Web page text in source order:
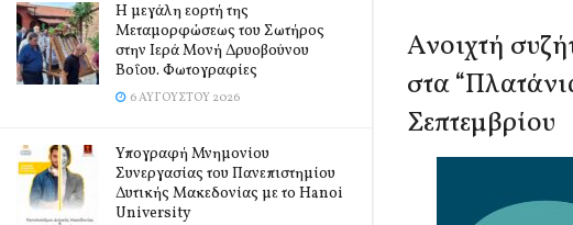
Η μεγάλη εορτή της
Μεταμορφώσεως του Σωτήρος
στην Ιερά Μονή Δρυοβούνου
Βοΐου. Φωτογραφίες
6 ΑΥΓΟΎΣΤΟΥ 2026
Υπογραφή Μνημονίου
Συνεργασίας του Πανεπιστημίου
Δυτικής Μακεδονίας με το Hanoi
University
Ανοιχτή
στα
Σεπτεμβρίου